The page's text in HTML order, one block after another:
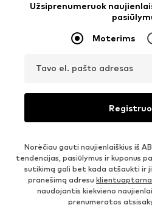
Užsiprenumeruok
Moterims
Tavo el. pašto adresas
Norėčiau gauti naujienlaiškius iš
tendencijas, pasiūlymus ir kuponus
sutikimą gali bet kada atšaukti ir
pranešimą adresu
naudojantis kiekvieno
prenumeratos